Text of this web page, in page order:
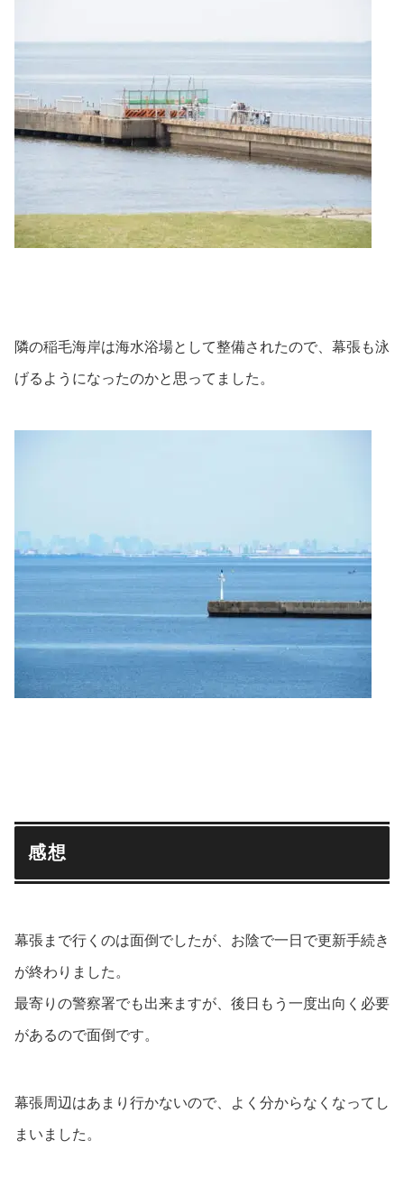
隣の稲毛海岸は海水浴場として整備されたので、幕張も泳
げるようになったのかと思ってました。
感想
幕張まで行くのは面倒でしたが、お陰で一日で更新手続き
が終わりました。
最寄りの警察署でも出来ますが、後日もう一度出向く必要
があるので面倒です。
幕張周辺はあまり行かないので、よく分からなくなってし
まいました。